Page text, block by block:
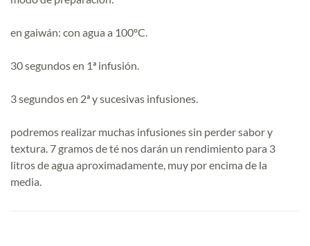
en gaiwán: con agua a 100ºC.
30 segundos en 1ª infusión.
3 segundos en 2ª y sucesivas infusiones.
podremos realizar muchas infusiones sin perder sabor y
textura. 7 gramos de té nos darán un rendimiento para 3
litros de agua aproximadamente, muy por encima de la
media.